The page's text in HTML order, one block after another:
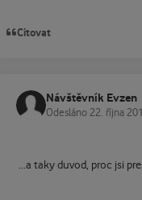
Citovat
Návštěvník Evzen
Odesláno 22. října
...a taky duvod, proc jsi